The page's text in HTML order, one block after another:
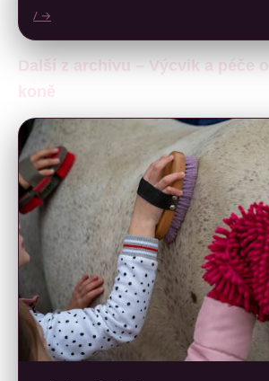
/ →
Další z archivu – Výcvik a péče o
koně